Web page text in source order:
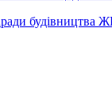
будівництва